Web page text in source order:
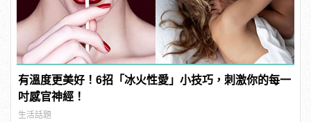
有溫度更美好！6招「冰火性愛」小技巧，刺激你的每一
吋感官神經！
生活話題